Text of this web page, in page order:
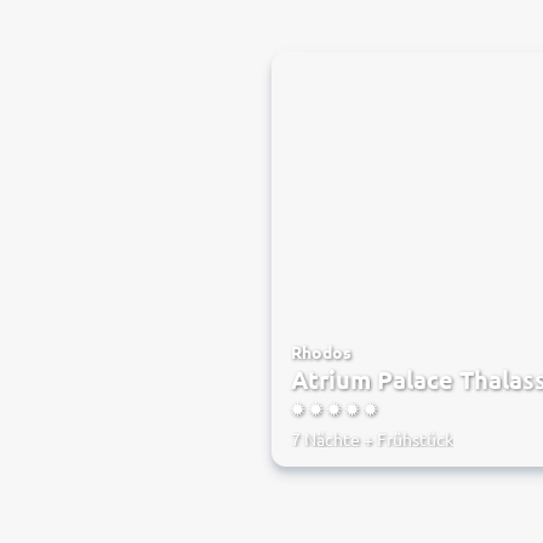
Rhodos
Atrium Palace
7 Nächte+ Frühstück